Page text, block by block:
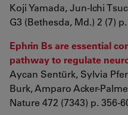
Koji Yamada, Jun-Ichi
G3 (Bethesda, Md.) 2 (7) p.
Ephrin Bs are essential
pathway to regulate
Aycan Sentürk, Sylvia
Burk, Amparo Acker-
Nature 472 (7343) p. 356-